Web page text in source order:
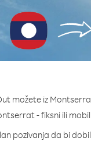
možete iz
- fiksni ili
pozivanja da bi